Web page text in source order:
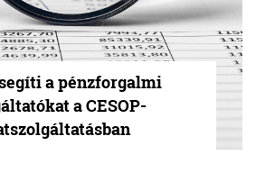
a pénzforgalmi
a CESOP-